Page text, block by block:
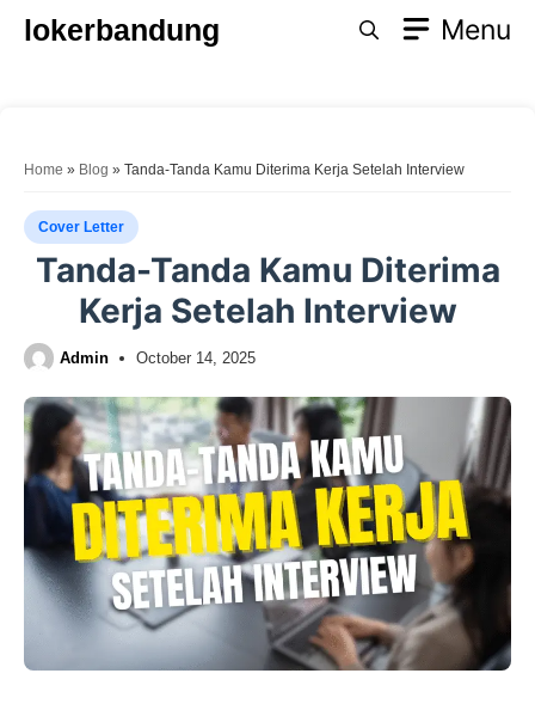
lokerbandung Menu
Home » Blog » Tanda-Tanda Kamu Diterima Kerja Setelah Interview
Cover Letter
Tanda-Tanda Kamu Diterima
Kerja Setelah Interview
Admin October 14, 2025